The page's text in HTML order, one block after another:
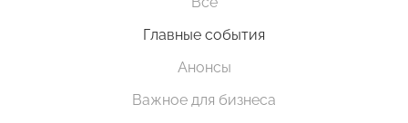
Главные события
Анонсы
Важное для бизнеса